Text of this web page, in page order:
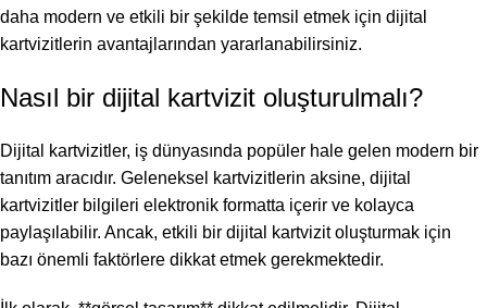
daha modern ve etkili bir şekilde temsil etmek için dijital
kartvizitlerin avantajlarından yararlanabilirsiniz.
Nasıl bir dijital kartvizit oluşturulmalı?
Dijital kartvizitler, iş dünyasında popüler hale gelen modern bir
tanıtım aracıdır. Geleneksel kartvizitlerin aksine, dijital
kartvizitler bilgileri elektronik formatta içerir ve kolayca
paylaşılabilir. Ancak, etkili bir dijital kartvizit oluşturmak için
bazı önemli faktörlere dikkat etmek gerekmektedir.